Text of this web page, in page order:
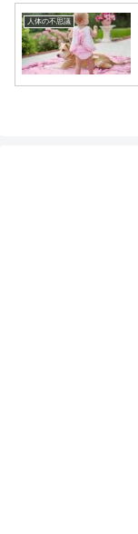
人体の不思議